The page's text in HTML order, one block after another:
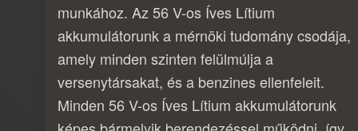
munkához. Az 56 V-os Íves Lítium
akkumulátorunk a mérnöki tudomány csodája,
amely minden szinten felülmúlja a
versenytársakat, és a benzines ellenfeleit.
Minden 56 V-os Íves Lítium akkumulátorunk